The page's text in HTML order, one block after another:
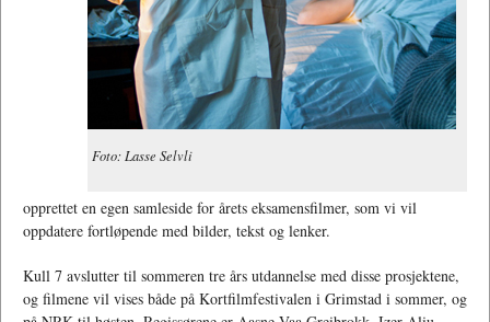
Foto: Lasse Selvli
opprettet en egen samleside for årets eksamensfilmer, som vi vil
oppdatere fortløpende med bilder, tekst og lenker.
Kull 7 avslutter til sommeren tre års utdannelse med disse prosjektene,
og filmene vil vises både på Kortfilmfestivalen i Grimstad i sommer, og